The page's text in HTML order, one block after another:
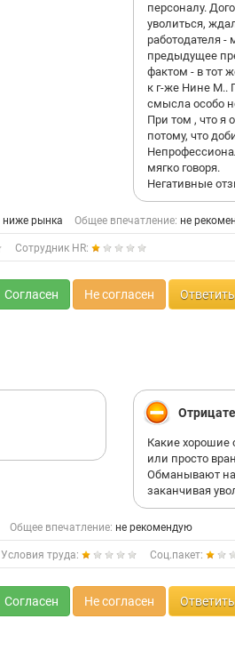
персоналу.
уволиться,
работодателя
предыдущее
фактом - в тот
к г-же Нине М..
смысла особо
При том , что я
потому, что
мягко говоря.
Негативные
ниже рынка Общее впечатление: не
Сотрудник HR:
Согласен Не согласен Ответить
Какие хорошие
или просто
Обманывают на
заканчивая
Общее впечатление: не рекомендую
Условия труда: Соц.пакет:
Согласен Не согласен Ответить